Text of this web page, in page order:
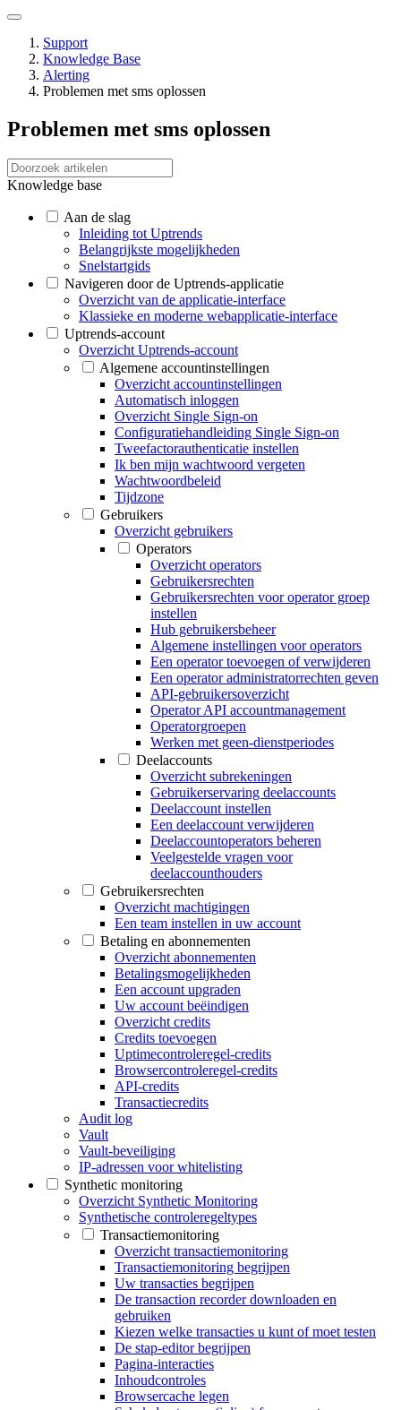
Support
Knowledge Base
Alerting
Problemen met sms oplossen
Problemen met sms oplossen
Knowledge base
Aan de slag
Inleiding tot Uptrends
Belangrijkste mogelijkheden
Snelstartgids
Navigeren door de Uptrends-applicatie
Overzicht van de applicatie-interface
Klassieke en moderne webapplicatie-interface
Uptrends-account
Overzicht Uptrends-account
Algemene accountinstellingen
Overzicht accountinstellingen
Automatisch inloggen
Overzicht Single Sign-on
Configuratiehandleiding Single Sign-on
Tweefactorauthenticatie instellen
Ik ben mijn wachtwoord vergeten
Wachtwoordbeleid
Tijdzone
Gebruikers
Overzicht gebruikers
Operators
Overzicht operators
Gebruikersrechten
Gebruikersrechten voor operator groep
instellen
Hub gebruikersbeheer
Algemene instellingen voor operators
Een operator toevoegen of verwijderen
Een operator administratorrechten geven
API-gebruikersoverzicht
Operator API accountmanagement
Operatorgroepen
Werken met geen-dienstperiodes
Deelaccounts
Overzicht subrekeningen
Gebruikerservaring deelaccounts
Deelaccount instellen
Een deelaccount verwijderen
Deelaccountoperators beheren
Veelgestelde vragen voor
deelaccounthouders
Gebruikersrechten
Overzicht machtigingen
Een team instellen in uw account
Betaling en abonnementen
Overzicht abonnementen
Betalingsmogelijkheden
Een account upgraden
Uw account beëindigen
Overzicht credits
Credits toevoegen
Uptimecontroleregel-credits
Browsercontroleregel-credits
API-credits
Transactiecredits
Audit log
Vault
Vault-beveiliging
IP-adressen voor whitelisting
Synthetic monitoring
Overzicht Synthetic Monitoring
Synthetische controleregeltypes
Transactiemonitoring
Overzicht transactiemonitoring
Transactiemonitoring begrijpen
Uw transacties begrijpen
De transaction recorder downloaden en
gebruiken
Kiezen welke transacties u kunt of moet testen
De stap-editor begrijpen
Pagina-interacties
Inhoudcontroles
Browsercache legen